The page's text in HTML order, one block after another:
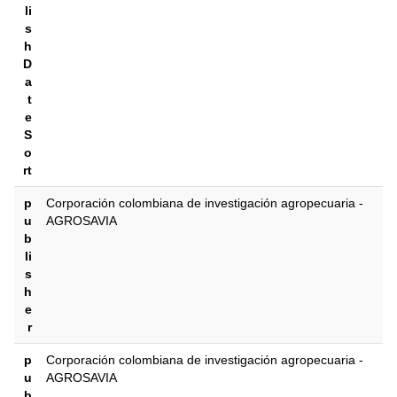
li
s
h
D
a
t
e
S
o
rt
p
u
b
li
s
h
e
r
Corporación colombiana de investigación agropecuaria -
AGROSAVIA
p
u
Corporación colombiana de investigación agropecuaria -
AGROSAVIA